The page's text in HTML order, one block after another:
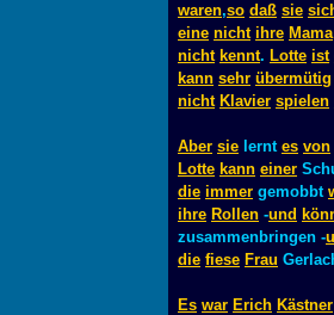
waren,so daß sie
eine nicht ihre Mama
nicht kennt. Lotte ist
kann sehr übermütig
nicht Klavier spielen
Aber sie lernt es von
Lotte kann einer
die immer gemobbt
ihre Rollen -und
zusammenbringen -
die fiese Frau
Es war Erich Kästner